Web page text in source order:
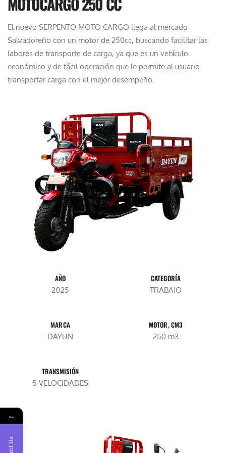
t
i
d
a
d
El nuevo SERPENTO MOTO CARGO llega al mercado
Salvadoreño con un motor de 250cc, buscando facilitar las
labores de transporte de carga, ya que es un vehículo
económico y de fácil operación que le permite al usuario
transportar carga con el mejor desempeño.
AÑO
2025
CATEGORÍA
TRABAJO
MARCA
DAYUN
MOTOR, CM3
250 m3
TRANSMISIÓN
5 VELOCIDADES
←